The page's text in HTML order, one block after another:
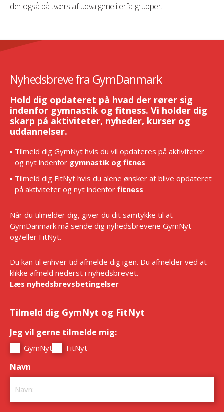
der også på tværs af udvalgene i erfa-grupper.
Nyhedsbreve fra GymDanmark
Hold dig opdateret på hvad der rører sig
indenfor gymnastik og fitness. Vi holder dig
skarp på aktiviteter, nyheder, kurser og
uddannelser.
Tilmeld dig GymNyt hvis du vil opdateres på aktiviteter
og nyt indenfor gymnastik og fitnes
Tilmeld dig FitNyt hvis du alene ønsker at blive opdateret
på aktiviteter og nyt indenfor fitness
Når du tilmelder dig, giver du dit samtykke til at
GymDanmark må sende dig nyhedsbrevene GymNyt
og/eller FitNyt.
Du kan til enhver tid afmelde dig igen. Du afmelder ved at
klikke afmeld nederst i nyhedsbrevet.
Læs nyhedsbrevsbetingelser
Tilmeld dig GymNyt og FitNyt
Jeg vil gerne tilmelde mig:
GymNyt FitNyt
Navn